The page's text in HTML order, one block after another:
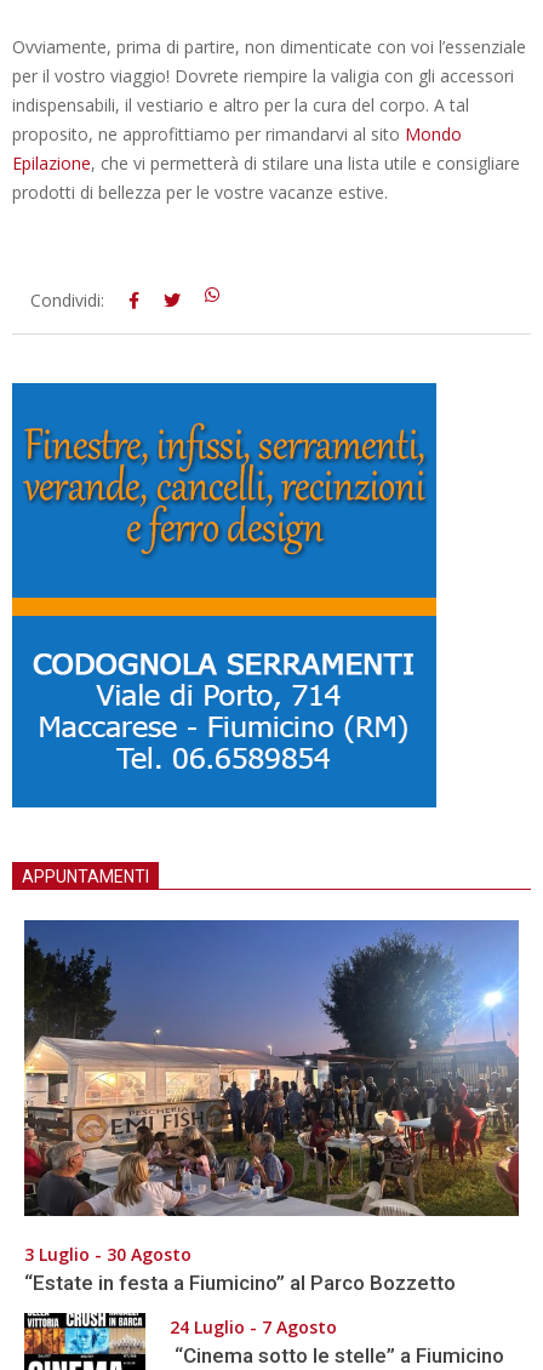
Ovviamente, prima di partire, non dimenticate con voi l’essenziale
per il vostro viaggio! Dovrete riempire la valigia con gli accessori
indispensabili, il vestiario e altro per la cura del corpo. A tal
proposito, ne approfittiamo per rimandarvi al sito Mondo
Epilazione, che vi permetterà di stilare una lista utile e consigliare
prodotti di bellezza per le vostre vacanze estive.
2019-
Condividi:
APPUNTAMENTI
3 Luglio - 30 Agosto
“Estate in festa a Fiumicino” al Parco Bozzetto
24 Luglio - 7 Agosto
“Cinema sotto le stelle” a Fiumicino